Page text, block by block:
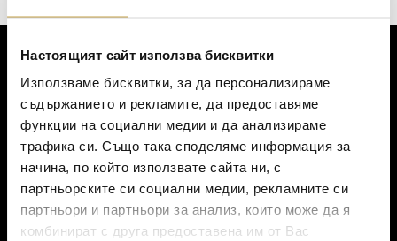
Настоящият сайт използва бисквитки
Използваме бисквитки, за да персонализираме
съдържанието и рекламите, да предоставяме
функции на социални медии и да анализираме
трафика си. Също така споделяме информация за
начина, по който използвате сайта ни, с
партньорските си социални медии, рекламните си
партньори и партньори за анализ, които може да я
комбинират с друга предоставена им от Вас
ЗА КЛИЕНТИ
Моят профил
Списък с желания
Количка
Доставка
Ваучер за подарък
Политика за поверителност
ЗА МАСАТА
ТЕКСТИЛ ЗА ДОМА
АРОМАТИ ЗА ДОМА
ИЗКУСТВО И КНИГИ
ВИСОК КЛАС
BACCARAT
TOM DIXON
MICHAEL ARAM
ASSOULINE
SELETTI